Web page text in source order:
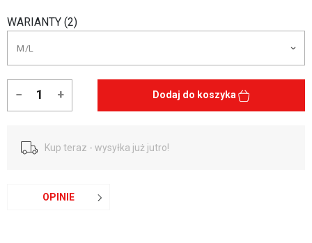
WARIANTY (2)
− + Dodaj do koszyka
Kup teraz - wysyłka już jutro!
OPINIE